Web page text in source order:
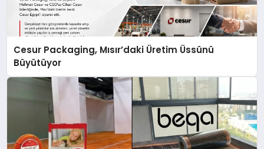
Cesur Packaging, Mısır’daki Üretim Üssünü
Büyütüyor